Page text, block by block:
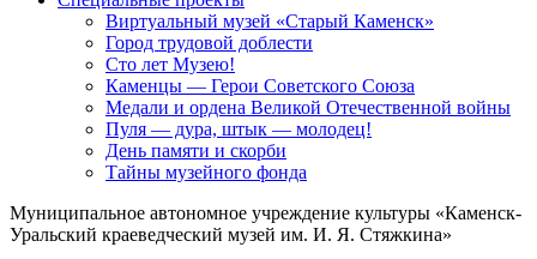
Виртуальный музей «Старый Каменск»
Город трудовой доблести
Сто лет Музею!
Каменцы — Герои Советского Союза
Медали и ордена Великой Отечественной войны
Пуля — дура, штык — молодец!
День памяти и скорби
Тайны музейного фонда
Муниципальное автономное учреждение культуры «Каменск-
Уральский краеведческий музей им. И. Я. Стяжкина»